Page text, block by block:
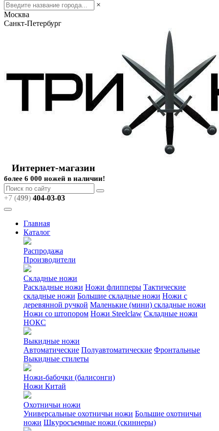
×
Москва
Санкт-Петербург
Интернет-магазин
более 6 000 ножей в наличии!
+7 (499) 404-03-03
Главная
Каталог
Распродажа
Производители
Складные ножи
Раскладные ножи Ножи флипперы Тактические
складные ножи Большие складные ножи Ножи с
деревянной ручкой Маленькие (мини) складные ножи
Ножи со штопором Ножи Steelclaw Складные ножи
НОКС
Выкидные ножи
Автоматические Полуавтоматические Фронтальные
Выкидные стилеты
Ножи-бабочки (балисонги)
Ножи Китай
Охотничьи ножи
Универсальные охотничьи ножи Большие охотничьи
ножи Шкуросъемные ножи (скиннеры)